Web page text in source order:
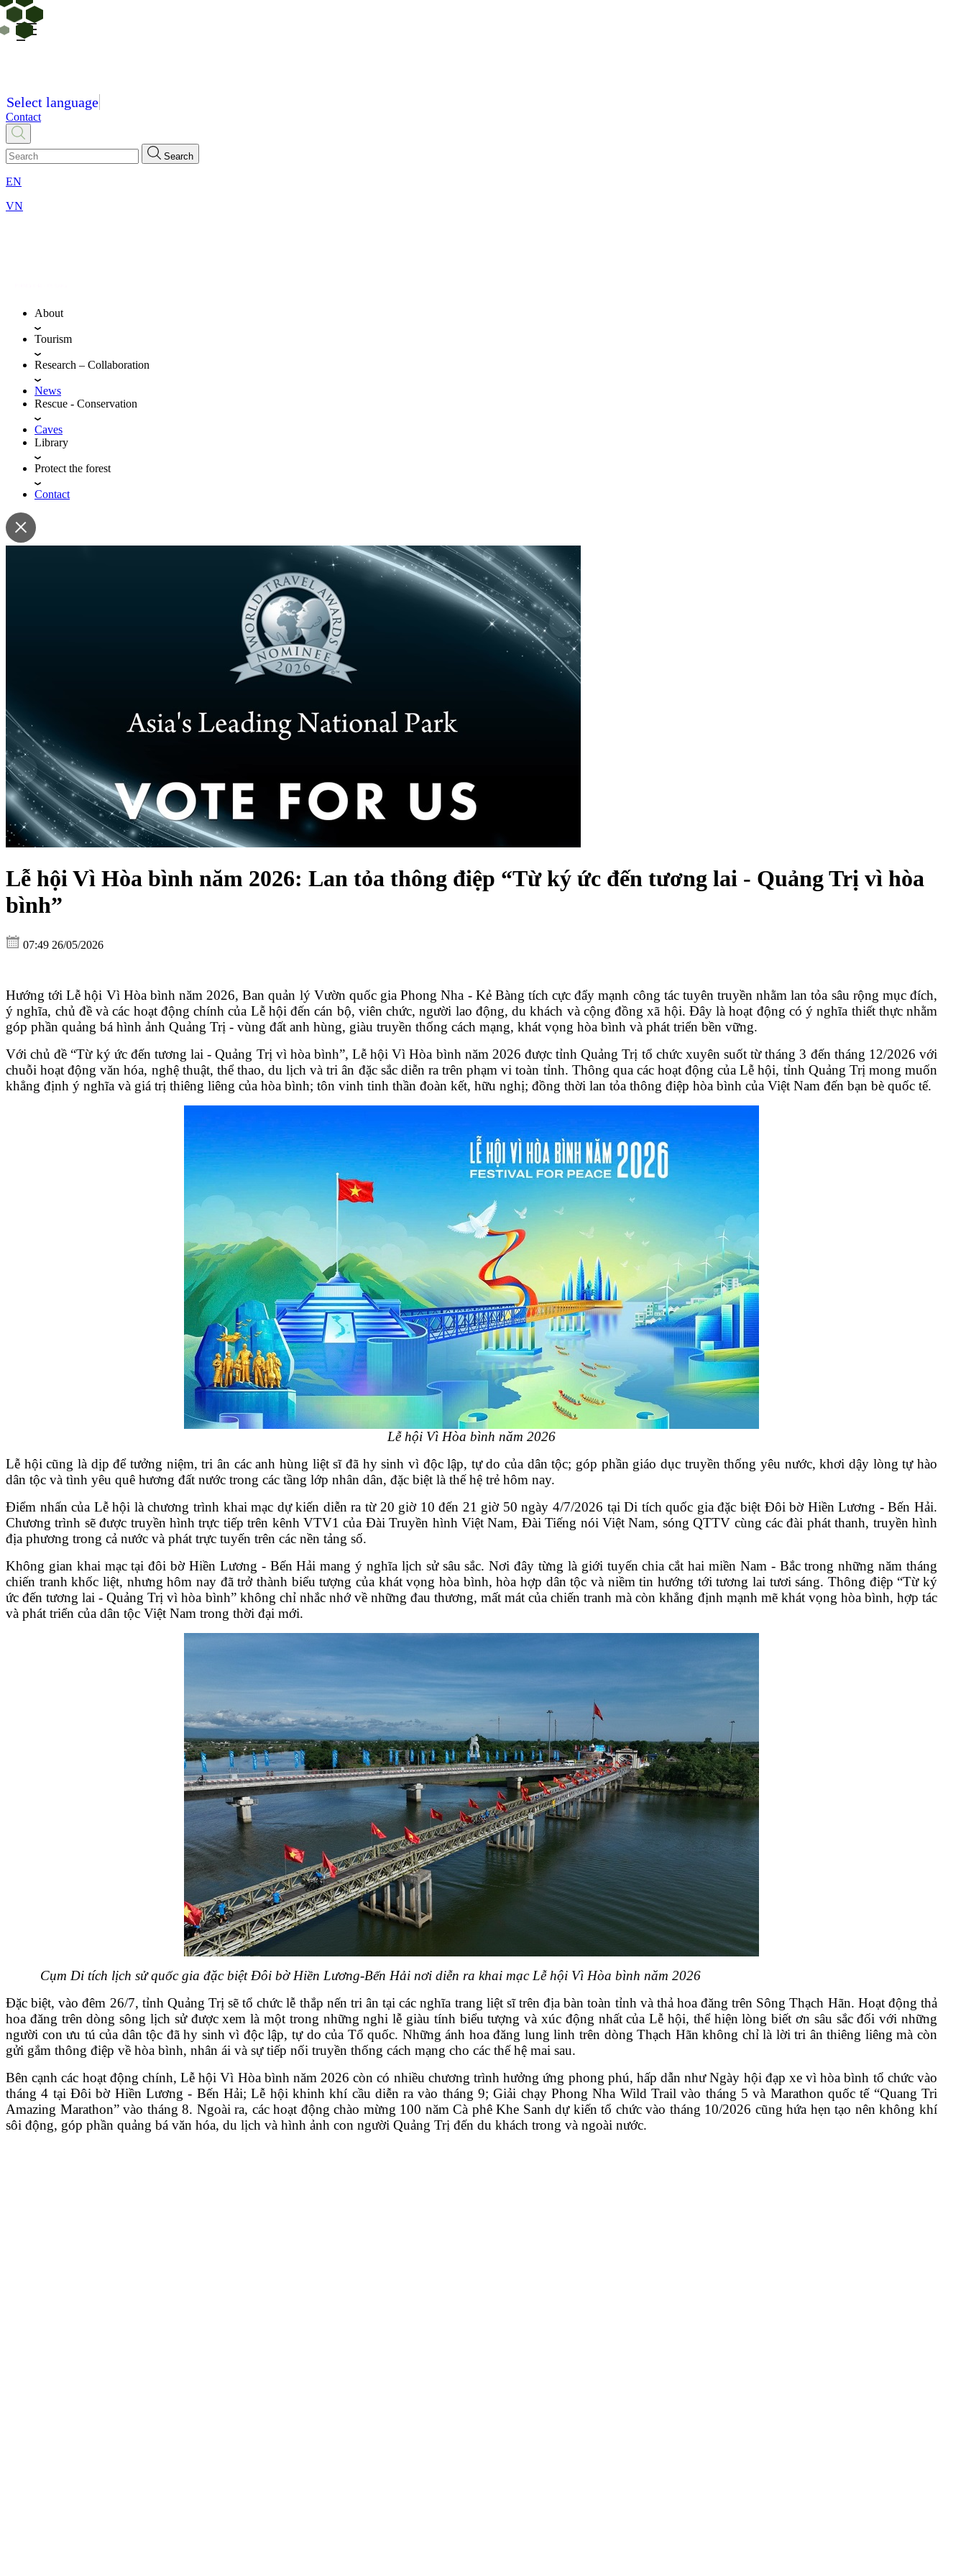
Select language
Contact
Search
EN
VN
About
Tourism
Research – Collaboration
News
Rescue - Conservation
Caves
Library
Protect the forest
Contact
Lễ hội Vì Hòa bình năm 2026: Lan tỏa thông điệp “Từ ký ức đến tương lai - Quảng Trị vì hòa
bình”
07:49 26/05/2026
Hướng tới Lễ hội Vì Hòa bình năm 2026, Banquản lý Vườn quốc gia Phong Nha - Kẻ Bàng tích cực đẩy mạnh công tác tuyên truyền nhằm lan tỏa sâu rộng mục đích,
ý nghĩa, chủ đề và các hoạt động chính của Lễ hội đến cán bộ, viên chức, người lao động, du khách và cộng đồng xã hội. Đây là hoạt động có ý nghĩa thiết thực nhằm
góp phần quảng bá hình ảnh Quảng Trị - vùng đất anh hùng, giàu truyền thống cách mạng, khát vọng hòa bình và phát triển bền vững.
Với chủ đề “Từ ký ức đến tương lai- Quảng Trị vì hòa bình”, Lễ hội Vì Hòa bình năm 2026 được tỉnh Quảng Trị tổ chức xuyên suốt từ tháng 3 đến tháng 12/2026 với
chuỗi hoạt động văn hóa, nghệ thuật, thể thao, du lịch và tri ân đặc sắc diễn ra trên phạm vi toàn tỉnh. Thông qua các hoạt động của Lễ hội, tỉnh Quảng Trị mong muốn
khẳng định ý nghĩa và giá trị thiêng liêng của hòa bình; tôn vinh tinh thần đoàn kết, hữu nghị; đồng thời lan tỏa thông điệp hòa bình của Việt Nam đến bạn bè quốc tế.
Lễ hội Vì Hòa bình năm 2026
Lễ hội cũng là dịp để tưởng niệm, tri ân các anh hùng liệt sĩ đã hy sinh vì độc lập, tự do của dân tộc; góp phần giáo dục truyền thống yêu nước, khơi dậy lòng tự hào
dân tộc và tình yêu quê hương đất nước trong các tầng lớp nhân dân, đặc biệt là thế hệ trẻ hôm nay.
Điểm nhấn của Lễ hội là chương trình khai mạc dự kiến diễn ra từ 20 giờ 10 đến 21 giờ 50 ngày 4/7/2026 tại Di tích quốc gia đặc biệt Đôi bờ Hiền Lương - Bến Hải.
Chương trình sẽ được truyền hình trực tiếp trên kênh VTV1 của Đài Truyền hình Việt Nam, Đài Tiếng nói Việt Nam, sóng QTTV cùng các đài phát thanh, truyền hình
địa phương trong cả nước và phát trực tuyến trên các nền tảng số.
Không gian khai mạc tại đôi bờ Hiền Lương -Bến Hải mang ý nghĩa lịch sử sâu sắc. Nơi đây từng là giới tuyến chia cắt hai miền Nam -Bắc trong những năm tháng
chiến tranh khốc liệt, nhưng hôm nay đã trở thành biểu tượng của khát vọng hòa bình, hòa hợp dân tộc và niềm tin hướng tới tương lai tươi sáng. Thông điệp “Từ ký
ức đến tương lai- Quảng Trị vì hòa bình” không chỉ nhắc nhớ về những đau thương, mất mát của chiến tranh mà còn khẳng định mạnh mẽ khát vọng hòa bình, hợp tác
và phát triển của dân tộc Việt Nam trong thời đại mới.
Cụm Di tích lịch sử quốc gia đặc biệt Đôi bờ Hiền Lương-Bến Hải nơi diễn ra khai mạc Lễ hội Vì Hòa bình năm 2026
Đặc biệt, vào đêm 26/7, tỉnh Quảng Trị sẽ tổ chức lễ thắp nến tri ân tại các nghĩa trang liệt sĩ trên địa bàn toàn tỉnh và thả hoa đăng trên Sông Thạch Hãn. Hoạt động thả
hoa đăng trên dòng sông lịch sử được xem là một trong những nghi lễ giàu tính biểu tượng và xúc động nhất của Lễ hội, thể hiện lòng biết ơn sâu sắc đối với những
người con ưu tú của dân tộc đã hy sinh vì độc lập, tự do của Tổ quốc. Những ánh hoa đăng lung linh trên dòng Thạch Hãn không chỉ là lời tri ân thiêng liêng mà còn
gửi gắm thông điệp về hòa bình, nhân ái và sự tiếp nối truyền thống cách mạng cho các thế hệ mai sau.
Bên cạnh các hoạt động chính, Lễ hội Vì Hòa bình năm 2026 còn có nhiều chương trình hưởng ứng phong phú, hấp dẫn như Ngày hội đạp xe vì hòa bình tổ chức vào
tháng 4 tại Đôi bờ Hiền Lương - Bến Hải; Lễ hội khinh khí cầu diễn ra vào tháng 9; Giải chạy Phong Nha Wild Trail vào tháng 5 và Marathon quốc tế “Quang Tri
Amazing Marathon” vào tháng 8. Ngoài ra, các hoạt động chào mừng 100 năm Cà phê Khe Sanh dự kiến tổ chức vào tháng 10/2026 cũng hứa hẹn tạo nên không khí
sôi động, góp phần quảng bá văn hóa, du lịch và hình ảnh con người Quảng Trị đến du khách trong và ngoài nước.